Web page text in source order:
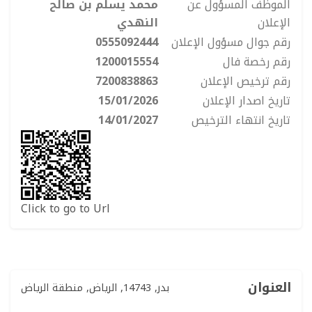
وخياراتك التي تعكس شخصيتك.
فكر في هذه الفرصة وحدد موعدًا لزيارة اليوم لتجربة
المكان مباشرة! قد تكون هذه الشقة هي البداية الجديدة
التي تحتاجها.
للحصول على مزيد من المعلومات أو لتحديد موعد لعرض
الشقة، يرجى التواصل."
الموظف المسؤول عن
الإعلان
محمد يسلم بن صالح
النهدي
رقم جوال مسؤول الإعلان
0555092444
رقم رخصة فال
1200015554
رقم ترخيص الإعلان
7200838863
تاريخ اصدار الإعلان
15/01/2026
تاريخ انتهاء الترخيص
14/01/2027
Click to go to Url
العنوان بدر, 14743, الرياض, منطقة الرياض